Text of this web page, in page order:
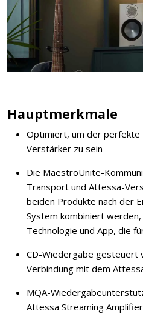
Hauptmerkmale
Optimiert, um der
Verstärker zu sein
Die MaestroUnite-
Transport und Attessa-
beiden Produkte nach der
System kombiniert
Technologie und App, die
CD-Wiedergabe gesteuert
Verbindung mit dem
MQA-
Attessa Streaming Amplifier